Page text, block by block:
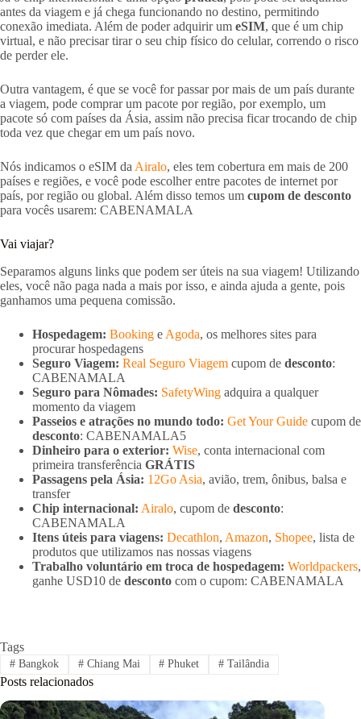
antes da viagem e já chega funcionando no destino, permitindo
conexão imediata. Além de poder adquirir um eSIM, que é um chip
virtual, e não precisar tirar o seu chip físico do celular, correndo o risco
de perder ele.
Outra vantagem, é que se você for passar por mais de um país durante
a viagem, pode comprar um pacote por região, por exemplo, um
pacote só com países da Ásia, assim não precisa ficar trocando de chip
toda vez que chegar em um país novo.
Nós indicamos o eSIM da Airalo, eles tem cobertura em mais de 200
países e regiões, e você pode escolher entre pacotes de internet por
país, por região ou global. Além disso temos um cupom de desconto
para vocês usarem: CABENAMALA
Vai viajar?
Separamos alguns links que podem ser úteis na sua viagem! Utilizando
eles, você não paga nada a mais por isso, e ainda ajuda a gente, pois
ganhamos uma pequena comissão.
Hospedagem: Booking e Agoda, os melhores sites para
procurar hospedagens
Seguro Viagem: Real Seguro Viagem cupom de desconto:
CABENAMALA
Seguro para Nômades: SafetyWing adquira a qualquer
momento da viagem
Passeios e atrações no mundo todo: Get Your Guide cupom de
desconto: CABENAMALA5
Dinheiro para o exterior: Wise, conta internacional com
primeira transferência GRÁTIS
Passagens pela Ásia: 12Go Asia, avião, trem, ônibus, balsa e
transfer
Chip internacional: Airalo, cupom de desconto:
CABENAMALA
Itens úteis para viagens: Decathlon, Amazon, Shopee, lista de
produtos que utilizamos nas nossas viagens
Trabalho voluntário em troca de hospedagem: Worldpackers,
ganhe USD10 de desconto com o cupom: CABENAMALA
Tags
#Bangkok #Chiang Mai # Phuket # Tailândia
Posts relacionados